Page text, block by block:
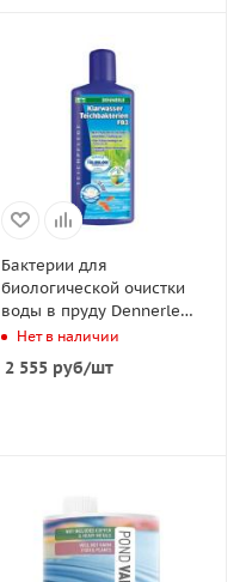
Бактерии для
биологической очистки
воды в пруду Dennerle
Clear Water Pond Bacteria
Нет в наличии
2 555руб/шт